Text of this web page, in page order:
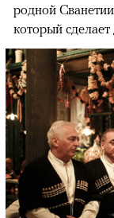
родной
который